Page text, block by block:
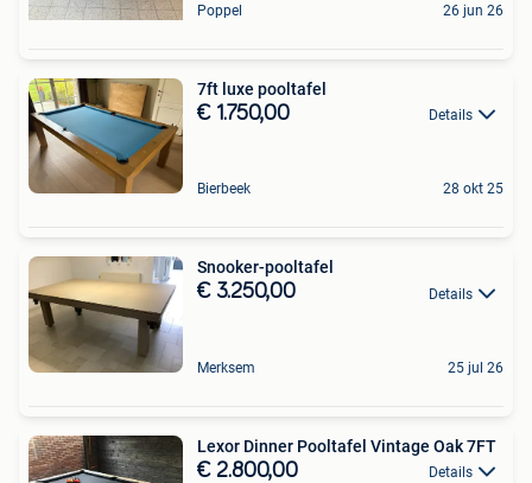
Poppel 26 jun 26
7ft luxe pooltafel
€ 1.750,00 Details
Bierbeek 28 okt 25
Snooker-pooltafel
€ 3.250,00 Details
Merksem 25 jul 26
Lexor Dinner Pooltafel Vintage Oak 7FT
€ 2.800,00 Details